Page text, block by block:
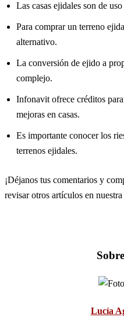
Las casas ejidales son de
Para comprar un terreno
alternativo.
La conversión de ejido a
complejo.
Infonavit ofrece créditos
mejoras en casas.
Es importante conocer los
terrenos ejidales.
¡Déjanos tus comentarios y
revisar otros artículos en
Lucía